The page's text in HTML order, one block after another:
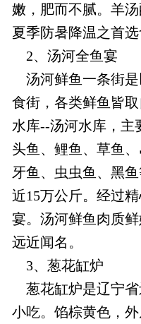
嫩，肥而不腻。羊
夏季防暑降温之首选
2、汤河全鱼宴
汤河鲜鱼一条街是
食街，各类鲜鱼皆
水库--汤河水库，主
头鱼、鲤鱼、草鱼
牙鱼、虫虫鱼、黑
近15万公斤。经过
宴。汤河鲜鱼肉质
远近闻名。
3、葱花缸炉
葱花缸炉是辽宁省
小吃。馅棕黄色，